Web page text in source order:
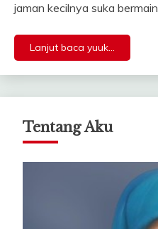
jaman kecilnya suka bermain
Lanjut baca yuuk...
Tentang Aku